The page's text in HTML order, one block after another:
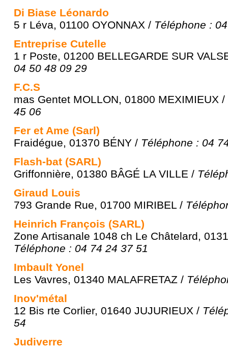
Di Biase Léonardo
5 r Léva, 01100 OYONNAX / Téléphone :
Entreprise Cutelle
1 r Poste, 01200 BELLEGARDE SUR
04 50 48 09 29
F.C.S
mas Gentet MOLLON, 01800 MEXIMIEUX /
45 06
Fer et Ame (Sarl)
Fraidégue, 01370 BÉNY / Téléphone : 04
Flash-bat (SARL)
Griffonnière, 01380 BÂGÉ LA VILLE /
Giraud Louis
793 Grande Rue, 01700 MIRIBEL /
Heinrich François (SARL)
Zone Artisanale 1048 ch Le Châtelard,
Téléphone : 04 74 24 37 51
Imbault Yonel
Les Vavres, 01340 MALAFRETAZ /
Inov'métal
12 Bis rte Corlier, 01640 JUJURIEUX /
54
Judiverre